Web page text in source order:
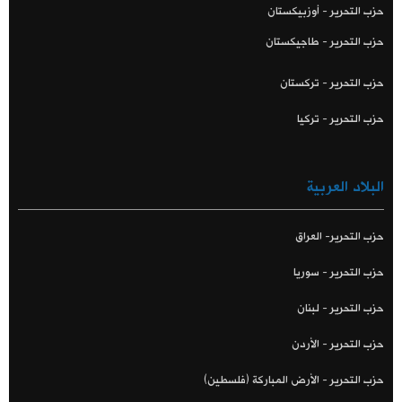
حزب التحرير - أوزبيكستان
حزب التحرير - طاجيكستان
حزب التحرير - تركستان
حزب التحرير - تركيا
البلاد العربية
حزب التحرير- العراق
حزب التحرير - سوريا
حزب التحرير - لبنان
حزب التحرير - الأردن
حزب التحرير - الأرض المباركة (فلسطين)